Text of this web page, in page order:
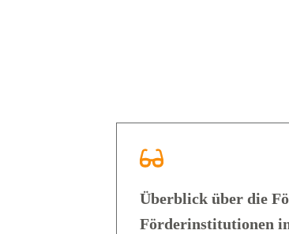
Überblick über die
Förderinstitutionen